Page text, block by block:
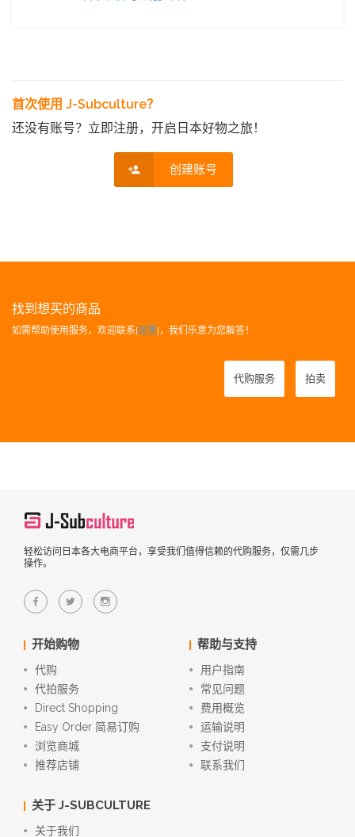
首次使用 J-Subculture？
还没有账号？立即注册，开启日本好物之旅！
创建账号
找到想买的商品
如需帮助使用服务，欢迎联系[这里]，我们乐意为您解答！
代购服务 拍卖
轻松访问日本各大电商平台，享受我们值得信赖的代购服务，仅需几步
操作。
开始购物
代购
代拍服务
Direct Shopping
Easy Order 简易订购
浏览商城
推荐店铺
帮助与支持
用户指南
常见问题
费用概览
运输说明
支付说明
联系我们
关于 J-SUBCULTURE
关于我们